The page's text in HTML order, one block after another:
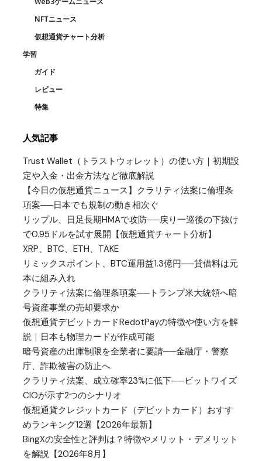
NFTニュース
仮想通貨チャート分析
学習
ガイド
レビュー
特集
人気記事
Trust Wallet（トラストウォレット）の使い方｜初期設
定や入金・出金方法など徹底解説
【今日の仮想通貨ニュース】クラリティ法案に倫理条
項案──日本でも規制の動き相次ぐ
リップル、日足長期HMAで攻防──戻り一巡後の下抜け
で0.95ドルを試す展開【仮想通貨チャート分析】
XRP、BTC、ETH、TAKE
リミックスポイント、BTC運用益1.3億円──貸借料は元
本に組み入れ
クラリティ法案に倫理条項案──トランプ米大統領へ暗
号資産事業の売却要求か
仮想通貨デビットカードRedotPayの特徴や使い方を解
説｜日本も物理カードが作成可能
暗号資産の出庫制限を全業者に要請──金融庁・警察
庁、詐欺被害の防止へ
クラリティ法案、成立確率23%に低下──ビットワイズ
CIOが示す2つのシナリオ
仮想通貨クレジットカード（デビットカード）おすす
めランキング12選【2026年最新】
BingXの安全性と評判は？特徴やメリット・デメリット
を解説【2026年8月】